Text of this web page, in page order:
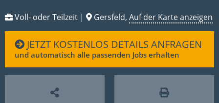
Voll- oder Teilzeit | Gersfeld, Auf der Karte anzeigen
JETZT KOSTENLOS DETAILS ANFRAGEN
und automatisch alle passenden Jobs erhalten